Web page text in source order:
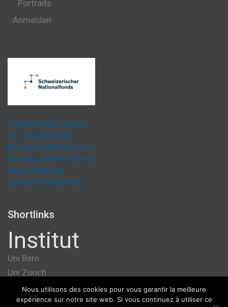
Portraits
Anmelden
The National Centres
of Competence in
Research (NCCR) are a
funding scheme of the
Swiss National
Science Foundation.
Shortlinks
Institut
Uni Bern
Uni Zürich
Université de Genève
ETH Zürich
Nous utilisons des cookies pour vous garantir la meilleure
expérience sur notre site web. Si vous continuez à utiliser ce